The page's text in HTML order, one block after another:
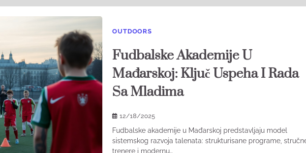
OUTDOORS
Fudbalske Akademije U
Mađarskoj: Ključ Uspeha I Rada
Sa Mladima
12/18/2025
Fudbalske akademije u Mađarskoj predstavljaju model
sistemskog razvoja talenata: strukturisane programe,
trenere i modernu…